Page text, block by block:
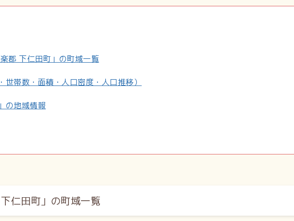
楽郡 下仁田町」の町域一覧
世帯数・面積・人口密度・人口推移）
の地域情報
仁田町」の町域一覧